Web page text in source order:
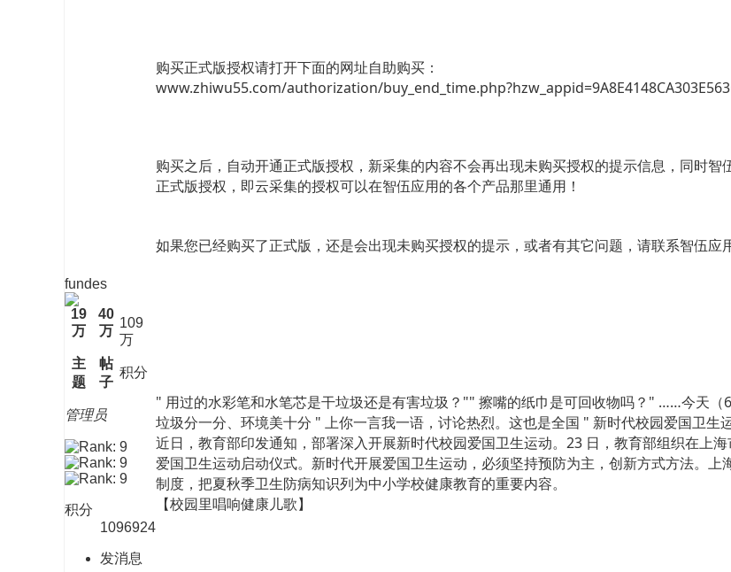
fundes
19
万
主
题
40
万
帖
子
109
万
积分
管理员
积分
1096924
发消息
购买正式版授权请打开下面的网址自助购买：
www.zhiwu55.com/authorization/
购买之后，自动开通正式版授权，新采集的内容不会再出现未购买授权的提示信息，同时
正式版授权，即云采集的授权可以在智伍应用的各个产品那里通用！
如果您已经购买了正式版，还是会出现未购买授权的提示，或者有其它问题，请联系智伍
" 用过的水彩笔和水笔芯是干垃圾还是有害垃圾？"" 擦嘴的纸巾是可回收物吗？" ……今天
垃圾分一分、环境美十分 " 上你一言我一语，讨论热烈。这也是全国 " 新时代校园爱国卫生
近日，教育部印发通知，部署深入开展新时代校园爱国卫生运动。23 日，教育部组织在上
爱国卫生运动启动仪式。新时代开展爱国卫生运动，必须坚持预防为主，创新方式方法。
制度，把夏秋季卫生防病知识列为中小学校健康教育的重要内容。
【校园里唱响健康儿歌】